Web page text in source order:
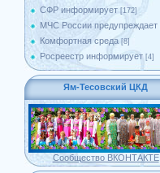
СФР информирует [172]
МЧС России предупреждает
Комфортная среда [8]
Росреестр информирует [4]
Ям-Тесовский ЦКД
Сообщество ВКОНТАКТЕ